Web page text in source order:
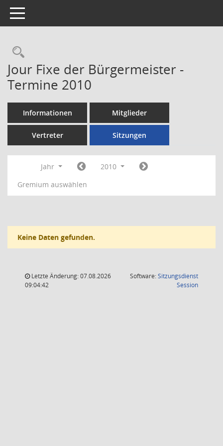
Toggle navigation
Rechercheauswahl
Jour Fixe der Bürgermeister -
Termine 2010
Informationen Mitglieder
Vertreter Sitzungen
Jahr
2010
Gremium auswählen
Keine Daten gefunden.
Letzte Änderung: 07.08.2026
09:04:42
Software:Sitzungsdienst
Session(Wird in